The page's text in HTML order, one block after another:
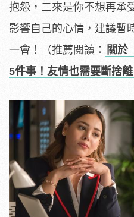
抱怨，二來是你不想再承
影響自己的心情，建議暫
一會！（推薦閱讀： 關於
5件事！友情也需要斷捨離